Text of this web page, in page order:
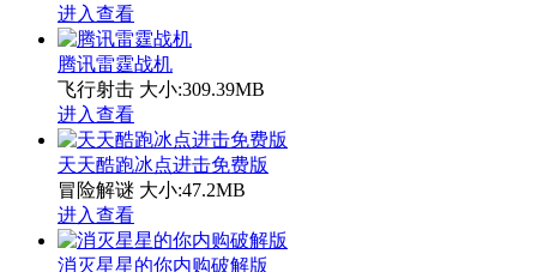
进入查看
腾讯雷霆战机
飞行射击 大小:309.39MB
进入查看
天天酷跑冰点进击免费版
冒险解谜 大小:47.2MB
进入查看
消灭星星的你内购破解版